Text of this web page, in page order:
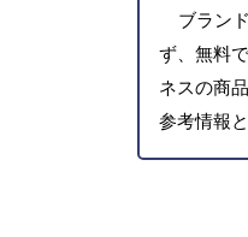
ブラン
ず、無料
ネスの商
参考情報